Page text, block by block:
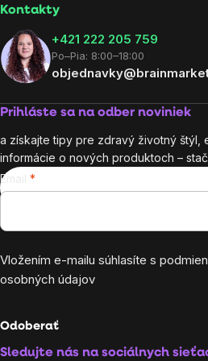
Kontakty
+421 222 205 759
Po–Pia: 8:00–18:00
Prihláste sa na odber noviniek
a získajte tipy pre zdravý životný štýl,
informácie o nových produktoch –
Email
Vložením e-mailu súhlasíte s
osobných údajov
Odoberať
Sledujte nás na sociálnych